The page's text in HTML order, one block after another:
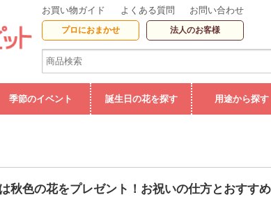
お買い物ガイド よくある質問 お問い合わせ
プロにおまかせ 法人のお客様
季節のイベント 誕生日の花を探す 用途から探す
秋色の花をプレゼント！お祝いの仕方とおすす